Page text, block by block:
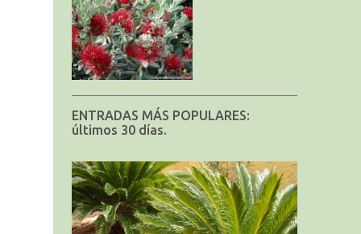
ENTRADAS MÁS POPULARES:
últimos 30 días.